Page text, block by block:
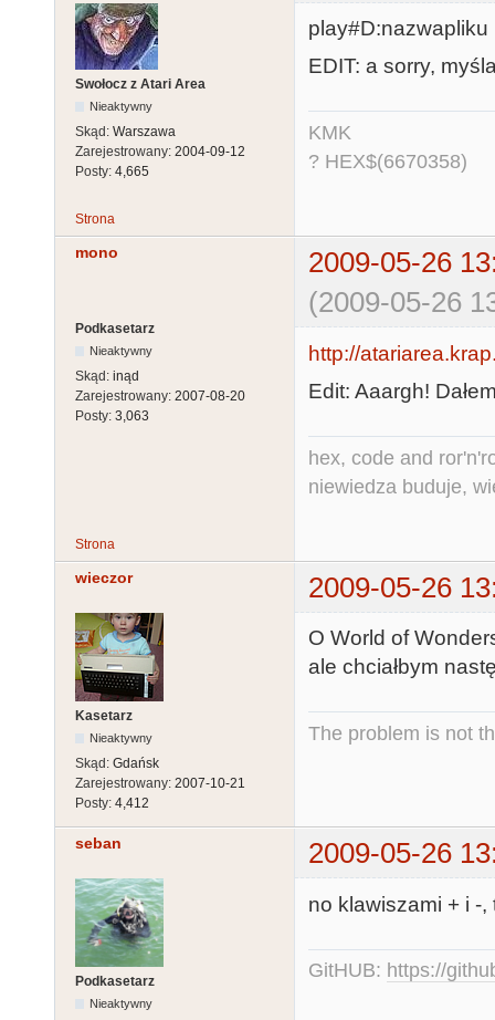
Swołocz z Atari Area
Nieaktywny
Skąd: Warszawa
Zarejestrowany: 2004-09-12
Posty: 4,665
play#D:nazwapliku
EDIT: a sorry,
KMK
? HEX$(6670358)
Strona
mono
2009-05-26
(2009-05-26
Podkasetarz
Nieaktywny
Skąd: inąd
Zarejestrowany: 2007-08-20
Posty: 3,063
http://
Edit: Aaargh!
hex, code and
niewiedza buduje,
Strona
wieczor 2009-05-26
Kasetarz
Nieaktywny
Skąd: Gdańsk
Zarejestrowany: 2007-10-21
Posty: 4,412
O World of
ale chciałbym
The problem is not
seban 2009-05-26
Podkasetarz
Nieaktywny
no klawiszami + i -,
GitHUB: https://